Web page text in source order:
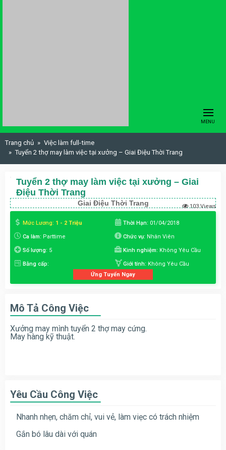
MENU
Trang chủ
Việc làm full-time
Tuyển 2 thợ may làm việc tại xưởng – Giai Điệu Thời Trang
Tuyển 2 thợ may làm việc tại xưởng – Giai
Điệu Thời Trang
Giai Điệu Thời Trang 103 Views
Mức Lương: 1 - 2 Triệu Thời Hạn: 01/04/2018
Ca làm: Parttime Chức vụ: Nhân Viên
Số lượng: 5 Kinh nghiệm: Không Yêu Cầu
Bằng cấp: Giới tính: Không Yêu Cầu
Ứng Tuyển Ngay
Mô Tả Công Việc
Xưởng may mình tuyển 2 thợ may cứng.
May hàng kỹ thuật.
Yêu Cầu Công Việc
Nhanh nhẹn, chăm chỉ, vui vẻ, làm viẹc có trách nhiệm
Gắn bó lâu dài với quán